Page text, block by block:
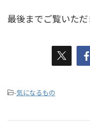
最後までご覧いただ
-気になるもの